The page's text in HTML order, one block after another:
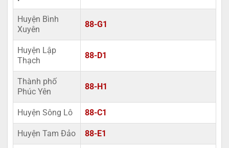
Huyện Bình
Xuyên
88-G1
Huyện Lập
Thạch
88-D1
Thành phố
Phúc Yên
88-H1
Huyện Sông Lô 88-C1
Huyện Tam Đảo 88-E1